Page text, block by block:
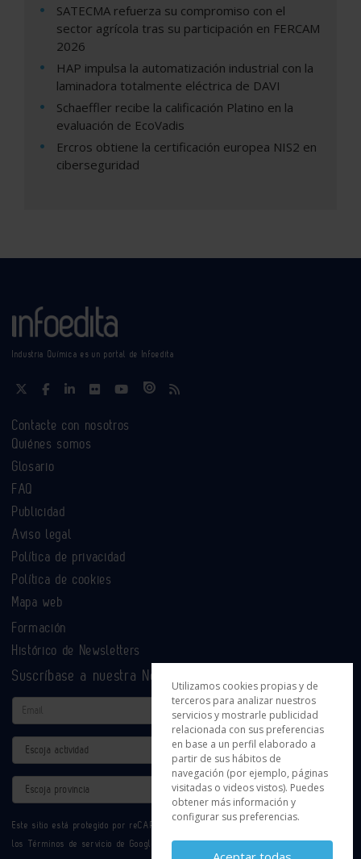
SATECMA refuerza su compromiso con el
sector agrícola tras su participación en FERCAM
2026
HAP impulsa la automatización industrial con la
laminadora totalmente eléctrica de DAVI
Schaeffler recibe la calificación Platino en la
evaluación de EcoVadis
Ercros obtiene la certificación europea NIS2 en
ciberseguridad
Industria Química es un portal de Infoedita
Contacte con nosotros
Quiénes somos
Glosario
FAQ
Publicidad
Aviso legal
Política de privacidad
Política de cookies
Mapa web
Formación
Histórico de Newsletters
Suscríbase a nuestra Newsletter
Email
Actividad
Provincia
Este sitio está protegido por reCAPTCHA y se aplican la
los Términos de servicio de Google.
Utilizamos cookies propias y de
terceros para analizar nuestros
servicios y mostrarle publicidad
relacionada con sus preferencias
en base a un perfil elaborado a
partir de sus hábitos de
navegación (por ejemplo, páginas
visitadas o videos vistos). Puedes
obtener más información y
configurar sus preferencias.